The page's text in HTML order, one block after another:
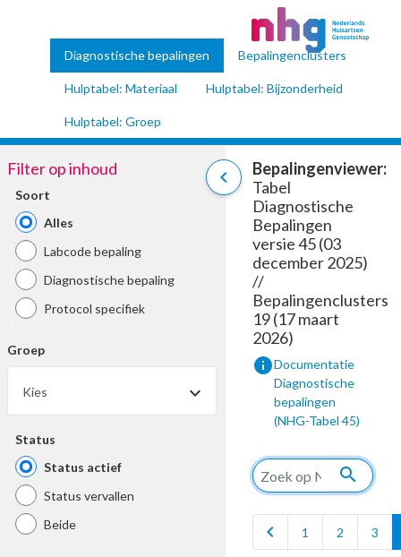
Diagnostische bepalingen Bepalingenclusters
Hulptabel: Materiaal Hulptabel: Bijzonderheid
Hulptabel: Groep
chevron_left
Filter op inhoud
Soort
Alles
Labcode bepaling
Diagnostische bepaling
Protocol specifiek
Groep
Kies
Status
Status actief
Status vervallen
Beide
Bepalingenviewer:
Tabel
Diagnostische
Bepalingen
versie 45 (03
december 2025)
//
Bepalingenclusters
19 (17 maart
2026)
infoDocumentatie
Diagnostische
bepalingen
(NHG-Tabel 45)
search
chevron_left 1 2 3